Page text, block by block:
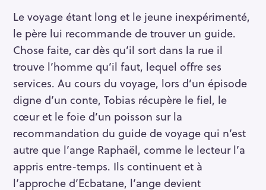
Le voyage étant long et le jeune inexpérimenté,
le père lui recommande de trouver un guide.
Chose faite, car dès qu’il sort dans la rue il
trouve l’homme qu’il faut, lequel offre ses
services. Au cours du voyage, lors d’un épisode
digne d’un conte, Tobias récupère le fiel, le
cœur et le foie d’un poisson sur la
recommandation du guide de voyage qui n’est
autre que l’ange Raphaël, comme le lecteur l’a
appris entre-temps. Ils continuent et à
l’approche d’Ecbatane, l’ange devient